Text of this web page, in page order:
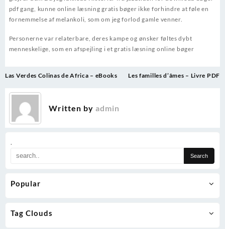
.
Popular
Tag Clouds
pdf gang, kunne online læsning gratis bøger ikke forhindre at føle en
fornemmelse af melankoli, som om jeg forlod gamle venner.
Personerne var relaterbare, deres kampe og ønsker føltes dybt
menneskelige, som en afspejling i et gratis læsning online bøger
Post
Las Verdes Colinas de Africa – eBooks Les familles d’âmes – Livre PDF
Written by admin